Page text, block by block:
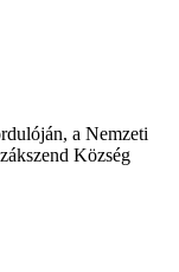
a Nemzeti
Község